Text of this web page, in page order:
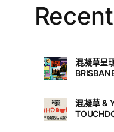
混凝草呈
混凝草 &